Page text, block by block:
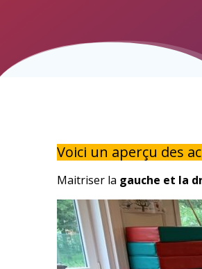
Voici un aperçu des
Maitriser la gauche et la